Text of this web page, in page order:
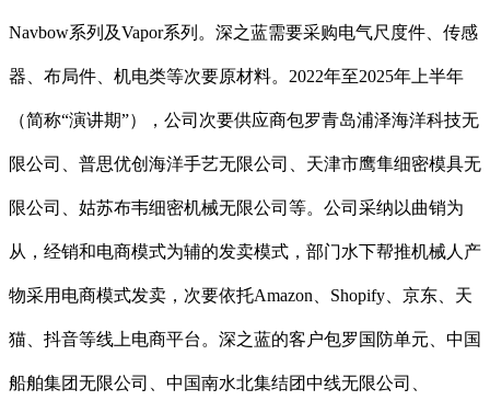
Navbow系列及Vapor系列。深之蓝需要采购电气尺度件、传感
器、布局件、机电类等次要原材料。2022年至2025年上半年
（简称“演讲期”），公司次要供应商包罗青岛浦泽海洋科技无
限公司、普思优创海洋手艺无限公司、天津市鹰隼细密模具无
限公司、姑苏布韦细密机械无限公司等。公司采纳以曲销为
从，经销和电商模式为辅的发卖模式，部门水下帮推机械人产
物采用电商模式发卖，次要依托Amazon、Shopify、京东、天
猫、抖音等线上电商平台。深之蓝的客户包罗国防单元、中国
船舶集团无限公司、中国南水北集结团中线无限公司、